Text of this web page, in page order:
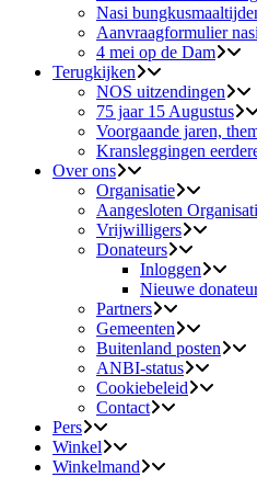
Nasi
Aanvraagformulier
4 mei op de Dam
Terugkijken
NOS uitzendingen
75 jaar 15 Augustus
Voorgaande jaren,
Kransleggingen
Over ons
Organisatie
Aangesloten
Vrijwilligers
Donateurs
Inloggen
Nieuwe
Partners
Gemeenten
Buitenland posten
ANBI-status
Cookiebeleid
Contact
Pers
Winkel
Winkelmand